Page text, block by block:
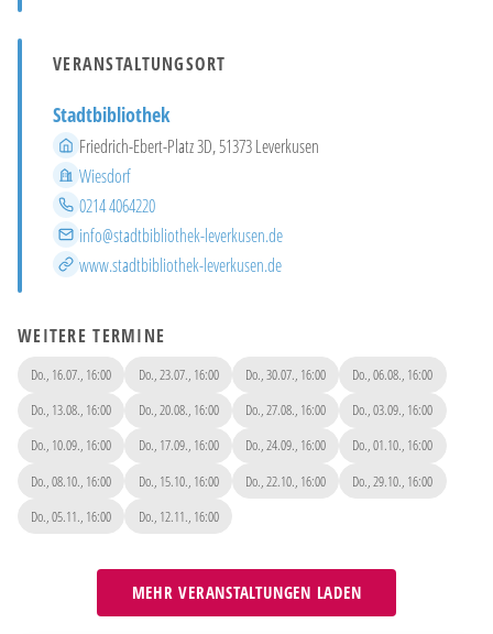
VERANSTALTUNGSORT
Stadtbibliothek
Adresse
Friedrich-Ebert-Platz 3D, 51373 Leverkusen
Stadtteil
Wiesdorf
Telefon
0214 4064220
E-Mail
info@stadtbibliothek-leverkusen.de
Website
www.stadtbibliothek-leverkusen.de
WEITERE TERMINE
Do., 16.07., 16:00 Do., 23.07., 16:00 Do., 30.07., 16:00
Do., 06.08., 16:00
Do., 13.08., 16:00
Do., 20.08., 16:00 Do., 27.08., 16:00
Do., 03.09., 16:00
Do., 10.09., 16:00
Do., 17.09., 16:00 Do., 24.09., 16:00
Do., 01.10., 16:00
Do., 08.10., 16:00
Do., 15.10., 16:00 Do., 22.10., 16:00
Do., 29.10., 16:00
Do., 05.11., 16:00
Do., 12.11., 16:00
MEHR VERANSTALTUNGEN LADEN